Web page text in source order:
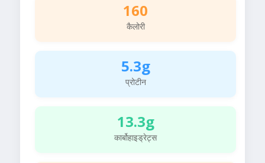
160
कैलोरी
5.3g
प्रोटीन
13.3g
कार्बोहाइड्रेट्स